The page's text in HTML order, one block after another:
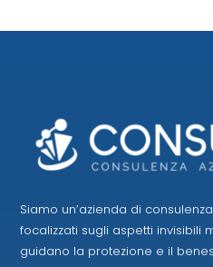
Siamo un’azienda di
focalizzati sugli aspetti invisibili
guidano la protezione e il